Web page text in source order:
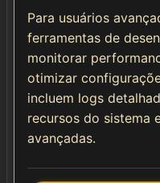
Para usuários
ferramentas de
monitorar
otimizar
incluem logs
recursos do sistema
avançadas.